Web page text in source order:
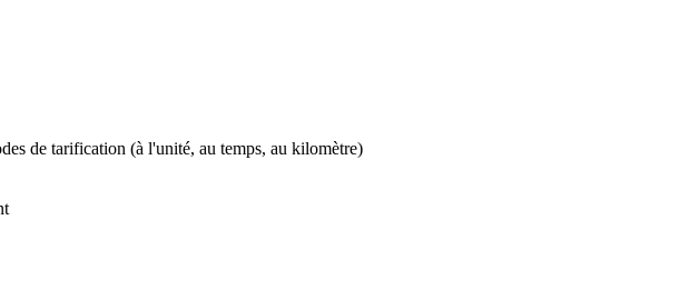
de tarification (à l'unité, au temps, au kilomètre)